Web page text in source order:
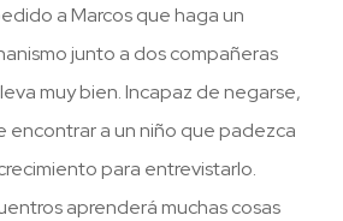
a Marcos que haga un
junto a dos compañeras
muy bien. Incapaz de negarse,
encontrar a un niño que padezca
para entrevistarlo.
aprenderá muchas cosas